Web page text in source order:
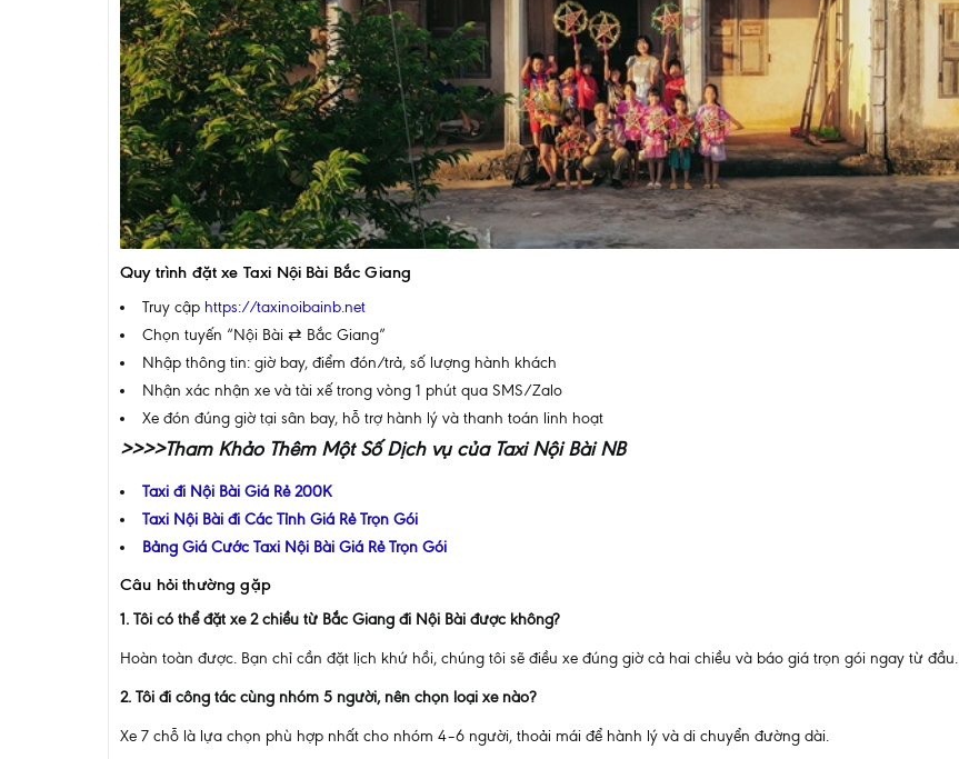
Quy trình đặt xe Taxi Nội Bài Bắc Giang
Truy cập https://taxinoibainb.net
Chọn tuyến “Nội Bài ⇄ Bắc Giang”
Nhập thông tin: giờ bay, điểm đón/trả, số lượng hành khách
Nhận xác nhận xe và tài xế trong vòng 1 phút qua SMS/Zalo
Xe đón đúng giờ tại sân bay, hỗ trợ hành lý và thanh toán linh hoạt
>>>>Tham Khảo Thêm Một Số Dịch vụ của Taxi Nội Bài NB
Taxi đi Nội Bài Giá Rẻ 200K
Taxi Nội Bài đi Các Tỉnh Giá Rẻ Trọn Gói
Bảng Giá Cước Taxi Nội Bài Giá Rẻ Trọn Gói
Câu hỏi thường gặp
1. Tôi có thể đặt xe 2 chiều từ Bắc Giang đi Nội Bài được không?
Hoàn toàn được. Bạn chỉ cần đặt lịch khứ hồi, chúng tôi sẽ điều xe đúng giờ cả hai chiều và báo giá trọn gói ngay từ đầu.
2. Tôi đi công tác cùng nhóm 5 người, nên chọn loại xe nào?
Xe 7 chỗ là lựa chọn phù hợp nhất cho nhóm 4–6 người, thoải mái để hành lý và di chuyển đường dài.